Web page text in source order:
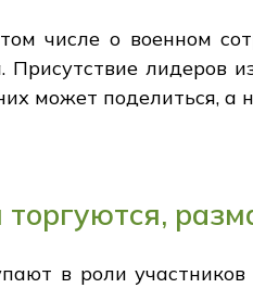
числе о военном
лидеров
может поделиться, а
в роли